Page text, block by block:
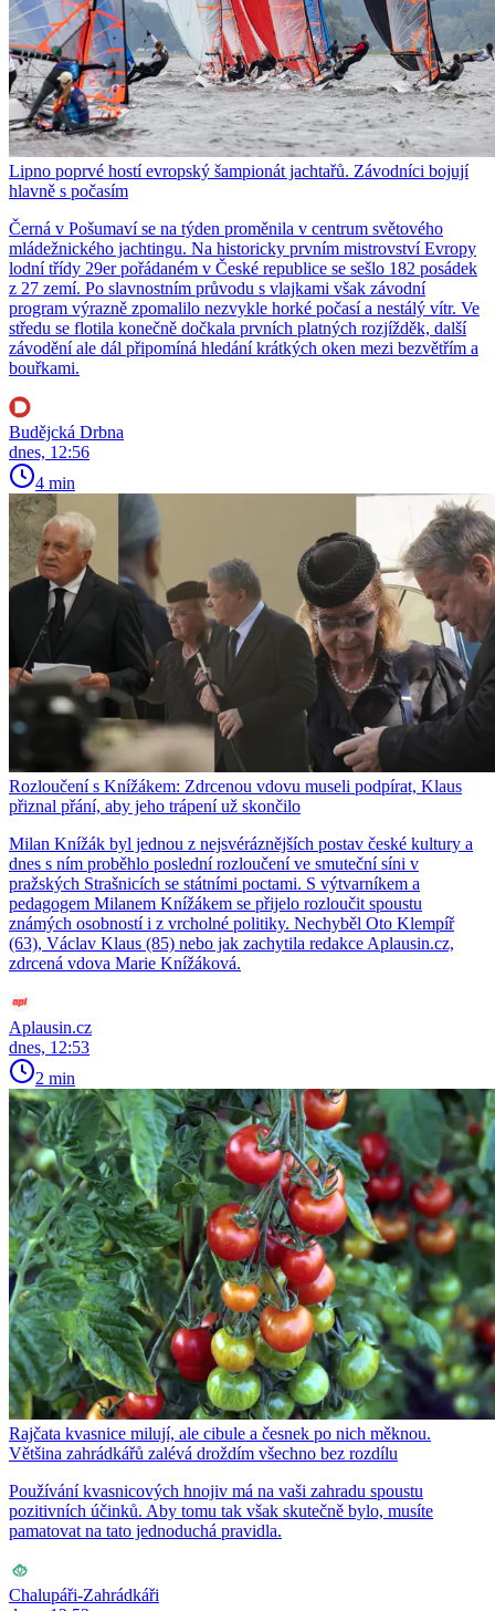
Lipno poprvé hostí evropský šampionát jachtařů. Závodníci bojují
hlavně s počasím
Černá v Pošumaví se na týden proměnila v centrum světového
mládežnického jachtingu. Na historicky prvním mistrovství Evropy
lodní třídy 29er pořádaném v České republice se sešlo 182 posádek
z 27 zemí. Po slavnostním průvodu s vlajkami však závodní
program výrazně zpomalilo nezvykle horké počasí a nestálý vítr. Ve
středu se flotila konečně dočkala prvních platných rozjížděk, další
závodění ale dál připomíná hledání krátkých oken mezi bezvětřím a
bouřkami.
Budějcká Drbna
dnes, 12:56
4 min
Rozloučení s Knížákem: Zdrcenou vdovu museli podpírat, Klaus
přiznal přání, aby jeho trápení už skončilo
Milan Knížák byl jednou z nejsvéráznějších postav české kultury a
dnes s ním proběhlo poslední rozloučení ve smuteční síni v
pražských Strašnicích se státními poctami. S výtvarníkem a
pedagogem Milanem Knížákem se přijelo rozloučit spoustu
známých osobností i z vrcholné politiky. Nechyběl Oto Klempíř
(63), Václav Klaus (85) nebo jak zachytila redakce Aplausin.cz,
zdrcená vdova Marie Knížáková.
Aplausin.cz
dnes, 12:53
2 min
Rajčata kvasnice milují, ale cibule a česnek po nich měknou.
Většina zahrádkářů zalévá droždím všechno bez rozdílu
Používání kvasnicových hnojiv má na vaši zahradu spoustu
pozitivních účinků. Aby tomu tak však skutečně bylo, musíte
pamatovat na tato jednoduchá pravidla.
Chalupáři-Zahrádkáři